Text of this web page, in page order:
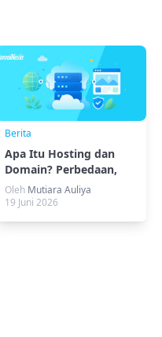
Berita
Apa Itu Hosting dan
Domain? Perbedaan,
Fungsi, dan Cara
Kerjanya
Oleh Mutiara Auliya
19 Juni 2026